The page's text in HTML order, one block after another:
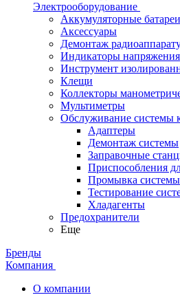
Электрооборудование
Аккумуляторные
Аксессуары
Демонтаж
Индикаторы напряжения
Инструмент
Клещи
Коллекторы
Мультиметры
Обслуживание системы
Адаптеры
Демонтаж системы
Заправочные
Приспособления
Промывка системы
Тестирование
Хладагенты
Предохранители
Еще
Бренды
Компания
О компании